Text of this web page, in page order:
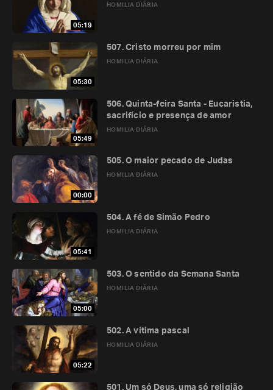
05:19
HOMILIA DIÁRIA
05:30
HOMILIA DIÁRIA
507. Cristo morreu por mim
05:49
HOMILIA DIÁRIA
506. Quinta-feira Santa - Eucaristia,
sacrifício e presença de amor
00:00
HOMILIA DIÁRIA
505. O maior pecado de Judas
05:41
HOMILIA DIÁRIA
504. A fé de Simão Pedro
05:00
HOMILIA DIÁRIA
503. O sentido da Semana Santa
05:22
HOMILIA DIÁRIA
502. A vítima pascal
501. Um só Deus, uma só religião